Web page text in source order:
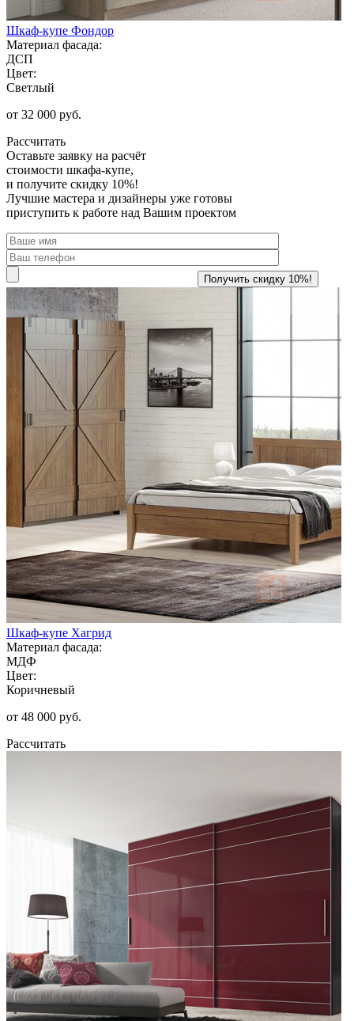
Шкаф-купе Фондор
Материал фасада:
ДСП
Цвет:
Светлый
от 32 000 руб.
Рассчитать
Оставьте заявку на расчёт
стоимости шкафа-купе,
и получите скидку 10%!
Лучшие мастера и дизайнеры уже готовы
приступить к работе над Вашим проектом
Шкаф-купе Хагрид
Материал фасада:
МДФ
Цвет:
Коричневый
от 48 000 руб.
Рассчитать